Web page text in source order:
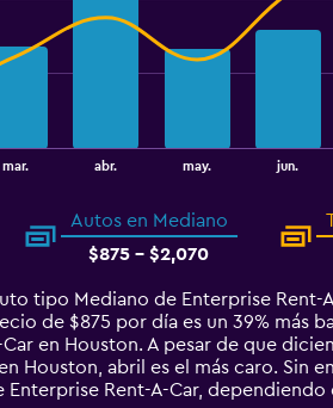
mar. abr. may. jun.
Autos en Mediano
$875 - $2,070
tipo Mediano de Enterprise Rent-
de $875 por día es un 39% más
en Houston. A pesar de que
Houston, abril es el más caro.
Rent-A-Car, dependiendo